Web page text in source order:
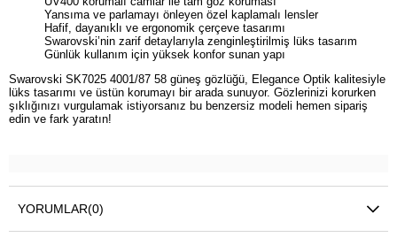
Yansıma ve parlamayı önleyen özel kaplamalı lensler
Hafif, dayanıklı ve ergonomik çerçeve tasarımı
Swarovski’nin zarif detaylarıyla zenginleştirilmiş lüks tasarım
Günlük kullanım için yüksek konfor sunan yapı
Swarovski SK7025 4001/87 58 güneş gözlüğü, Elegance Optik kalitesiyle
lüks tasarımı ve üstün korumayı bir arada sunuyor. Gözlerinizi korurken
şıklığınızı vurgulamak istiyorsanız bu benzersiz modeli hemen sipariş
edin ve fark yaratın!
YORUMLAR(0)